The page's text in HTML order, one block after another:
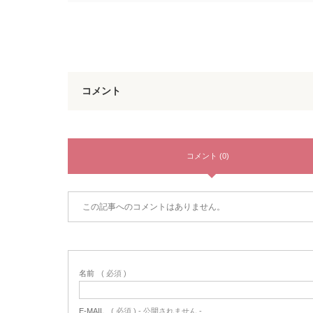
コメント
コメント (0)
この記事へのコメントはありません。
名前 ( 必須 )
E-MAIL ( 必須 ) - 公開されません -